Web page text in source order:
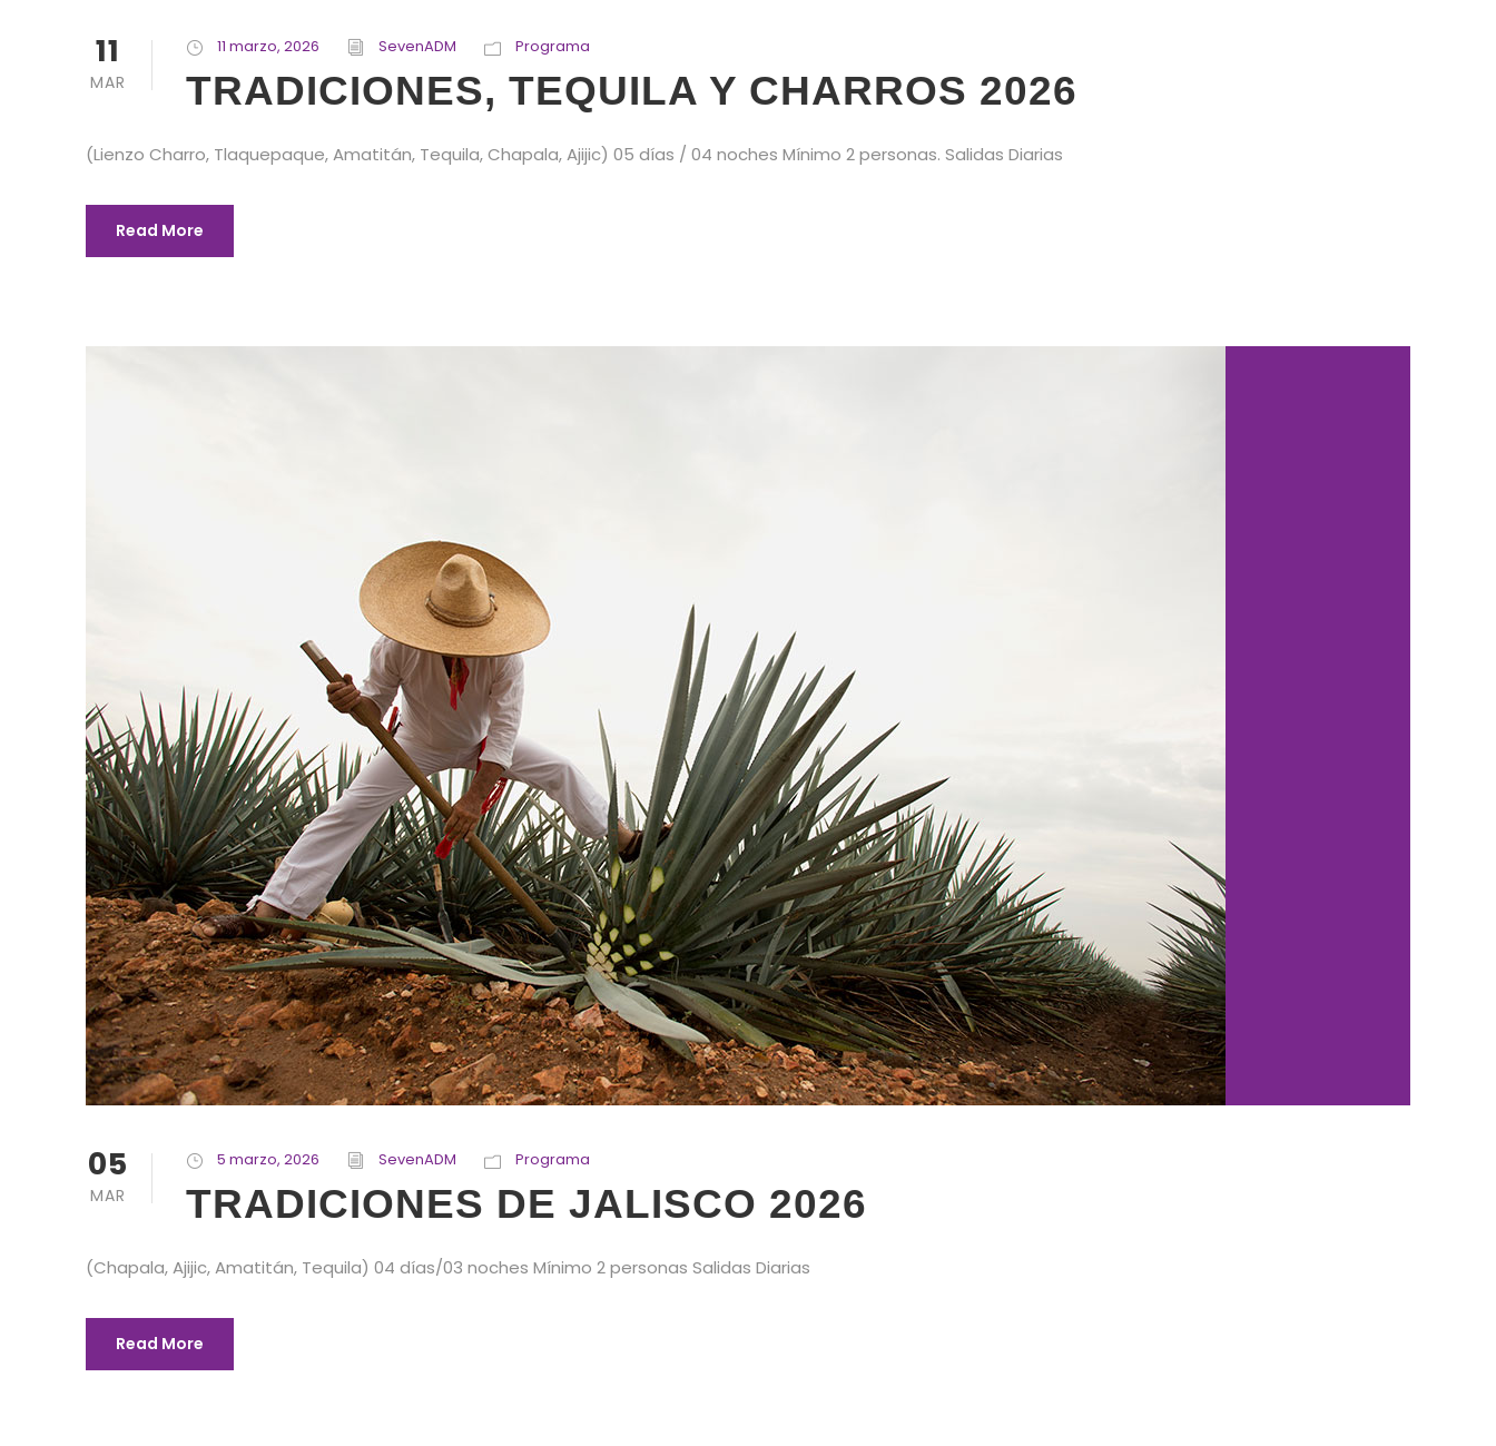
11
MAR
11 marzo, 2026 SevenADM Programa
TRADICIONES, TEQUILA Y CHARROS 2026
(Lienzo Charro, Tlaquepaque, Amatitán, Tequila, Chapala, Ajijic) 05 días / 04 noches Mínimo 2 personas. Salidas Diarias
Read More
05
MAR
5 marzo, 2026 SevenADM Programa
TRADICIONES DE JALISCO 2026
(Chapala, Ajijic, Amatitán, Tequila) 04 días/03 noches Mínimo 2 personas Salidas Diarias
Read More